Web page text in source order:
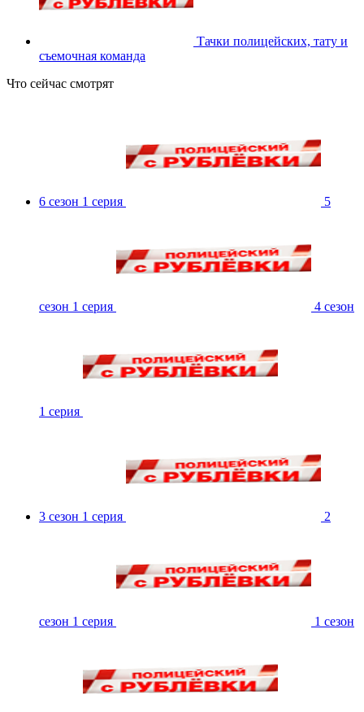
Тачки полицейских, тату и
съемочная команда
Что сейчас смотрят
6 сезон 1 серия 5
сезон 1 серия 4 сезон
1 серия
3 сезон 1 серия 2
сезон 1 серия 1 сезон